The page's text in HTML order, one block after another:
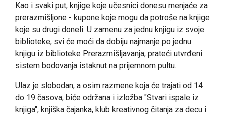
Kao i svaki put, knjige koje učesnici donesu menjaće za
prerazmišljone - kupone koje mogu da potroše na knjige
koje su drugi doneli. U zamenu za jednu knjigu iz svoje
biblioteke, svi će moći da dobiju najmanje po jednu
knjigu iz biblioteke Prerazmišljavanja, prateći utvrđeni
sistem bodovanja istaknut na prijemnom pultu.
Ulaz je slobodan, a osim razmene koja će trajati od 14
do 19 časova, biće održana i izložba "Stvari ispale iz
knjiga", knjiška čajanka, klub kreativnog čitanja za decu i